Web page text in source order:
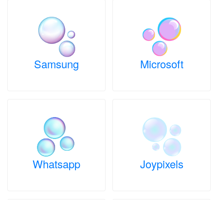
Samsung Microsoft
Whatsapp Joypixels